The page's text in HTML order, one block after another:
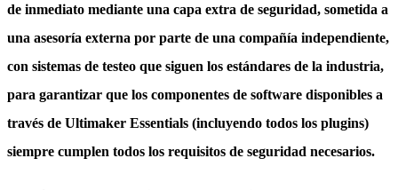
de inmediato mediante una capa extra de seguridad, sometida a
una asesoría externa por parte de una compañía independiente,
con sistemas de testeo que siguen los estándares de la industria,
para garantizar que los componentes de software disponibles a
través de Ultimaker Essentials (incluyendo todos los plugins)
siempre cumplen todos los requisitos de seguridad necesarios.